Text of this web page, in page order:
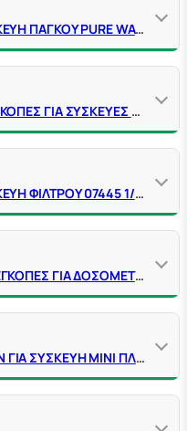
ΚΛΕΙΔΙ ΠΛΑΣΤΙΚΟ ΓΙΑ ΣΥΣΚΕΥΗ ΠΑΓΚΟΥ PURE WATER
ΚΛΕΙΔΙ ΠΛΑΣΤΙΚΟ ΜΕ 10 ΕΓΚΟΠΕΣ ΓΙΑ ΣΥΣΚΕΥΕΣ ΦΙΛΤΡΩΝ ΜΕ ΠΛΑΣΤΙΚΗ ΚΕΦΑΛΗ
ΚΛΕΙΔΙ ΠΛΑΣΤΙΚΟ ΓΙΑ ΣΥΣΚΕΥΗ ΦΙΛΤΡΟΥ 07445 1/2" X 5" (13CM) ΜΕ ΠΛΑΣΤΙΚΗ ΚΕΦΑΛΗ
ΚΛΕΙΔΙ ΧΑΛΥΒΔΙΝΟ ΜΕ 12 ΕΓΚΟΠΕΣ ΓΙΑ ΔΟΣΟΜΕΤΡΗΤΗ ΑΛΑΤΩΝ 3/4"-1" ΜΕ ΟΡΕΙΧΑΛΚΙΝΗ ΚΕΦΑΛΗ
ΚΙΤ ΣΥΓΚΡΑΤΗΣΗΣ ΑΛΑΤΩΝ ΓΙΑ ΣΥΣΚΕΥΗ ΜΙΝΙ ΠΛΑΣΤΙΚΗ ΚΑΙ ΟΡΕΙΧΑΛΚΙΝΗ